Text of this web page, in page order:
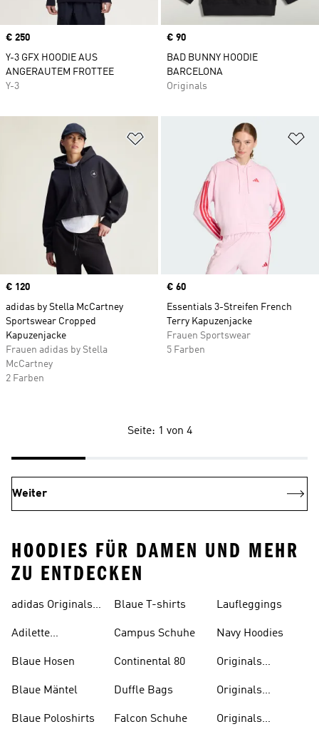
Price
€ 250
Y-3 GFX HOODIE AUS
ANGERAUTEM FROTTEE
Y-3
Price
€ 90
BAD BUNNY HOODIE
BARCELONA
Originals
Zur Wunschliste hinzufügen
Price
€ 120
adidas by Stella McCartney
Sportswear Cropped
Kapuzenjacke
Frauen adidas by Stella
McCartney
2 Farben
Price
€ 60
Essentials 3-Streifen French
Terry Kapuzenjacke
Frauen Sportswear
5 Farben
Seite: 1 von 4
Weiter
HOODIES FÜR DAMEN UND MEHR
ZU ENTDECKEN
adidas Originals
Adilette
Blaue Hosen
Blaue Mäntel
Blaue Poloshirts
Blaue T-shirts
Campus Schuhe
Continental 80
Duffle Bags
Falcon Schuhe
Laufleggings
Navy Hoodies
Originals
Originals
Originals